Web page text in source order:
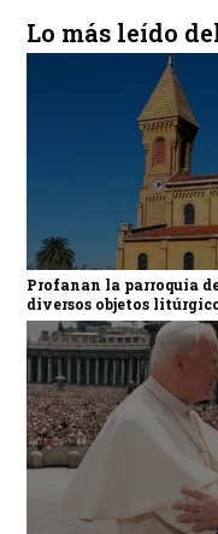
Lo más leído
Profanan la parroquia
diversos objetos